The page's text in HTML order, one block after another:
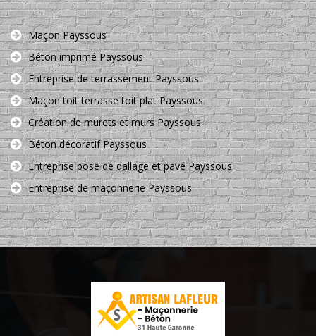
Maçon Payssous
Béton imprimé Payssous
Entreprise de terrassement Payssous
Maçon toit terrasse toit plat Payssous
Création de murets et murs Payssous
Béton décoratif Payssous
Entreprise pose de dallage et pavé Payssous
Entreprise de maçonnerie Payssous